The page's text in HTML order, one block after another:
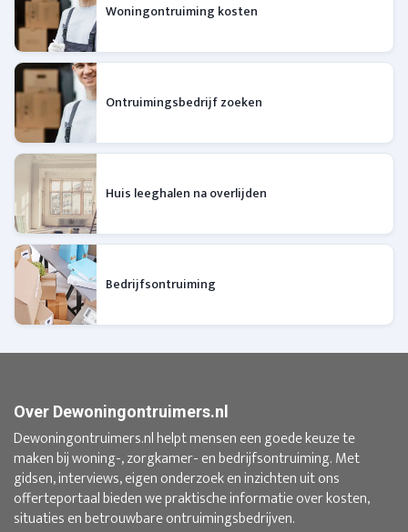
Woningontruiming kosten
Ontruimingsbedrijf zoeken
Huis leeghalen na overlijden
Bedrijfsontruiming
Over Dewoningontruimers.nl
Dewoningontruimers.nl helpt mensen een goede keuze te
maken bij woning-, zorgkamer- en bedrijfsontruiming. Met
gidsen, interviews, eigen onderzoek en inzichten uit ons
offerteportaal bieden we praktische informatie over kosten,
situaties en betrouwbare ontruimingsbedrijven.